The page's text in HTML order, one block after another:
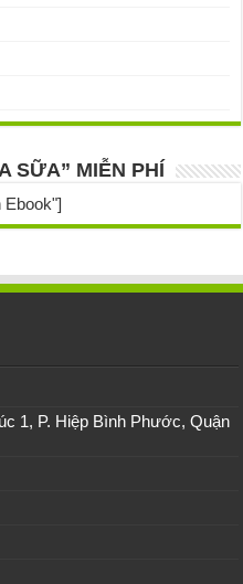
SỮA” MIỄN PHÍ
Ebook"]
1, P. Hiệp Bình Phước, Quận